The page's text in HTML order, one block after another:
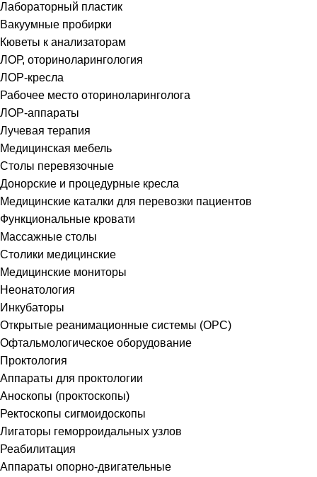
Лабораторный пластик
Вакуумные пробирки
Кюветы к анализаторам
ЛОР, оториноларингология
ЛОР-кресла
Рабочее место оториноларинголога
ЛОР-аппараты
Лучевая терапия
Медицинская мебель
Столы перевязочные
Донорские и процедурные кресла
Медицинские каталки для перевозки пациентов
Функциональные кровати
Массажные столы
Столики медицинские
Медицинские мониторы
Неонатология
Инкубаторы
Открытые реанимационные системы (ОРС)
Офтальмологическое оборудование
Проктология
Аппараты для проктологии
Аноскопы (проктоскопы)
Ректоскопы сигмоидоскопы
Лигаторы геморроидальных узлов
Реабилитация
Аппараты опорно-двигательные